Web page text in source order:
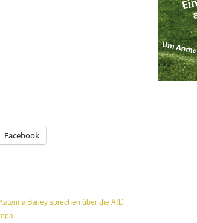
Facebook
Barley sprechen über die AfD